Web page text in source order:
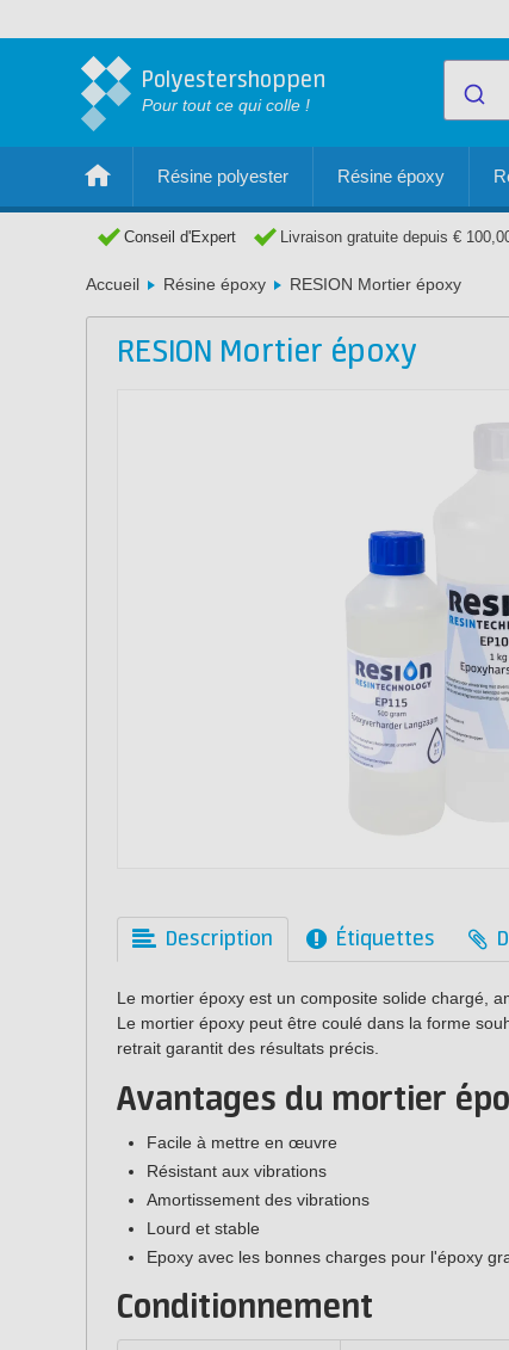
Polyestershoppen
Pour tout ce qui colle !
Résine polyester Résine époxy
Conseil d'Expert Livraison gratuite depuis €
Accueil Résine époxy RESION Mortier époxy
RESION Mortier époxy
Description Étiquettes
Le mortier époxy est un composite solide chargé,
Le mortier époxy peut être coulé dans la forme
retrait garantit des résultats précis.
Avantages du mortier
Facile à mettre en œuvre
Résistant aux vibrations
Amortissement des vibrations
Lourd et stable
Epoxy avec les bonnes charges pour l'époxy
Conditionnement